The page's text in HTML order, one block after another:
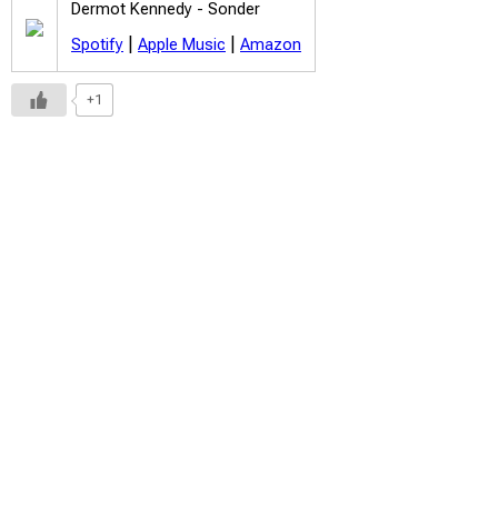
Dermot Kennedy - Sonder
Spotify
Apple Music Amazon
+1